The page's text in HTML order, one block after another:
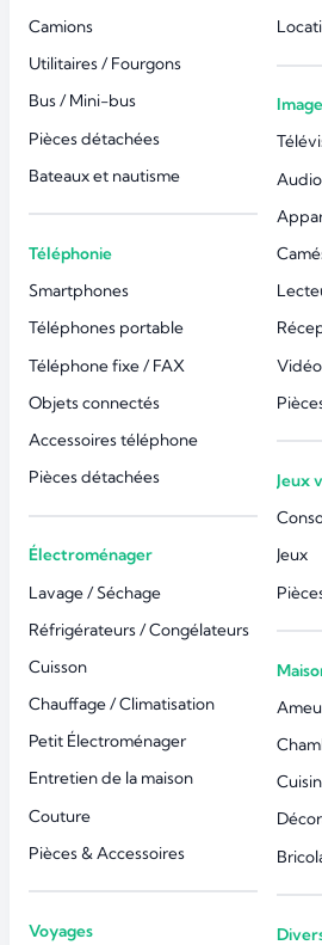
Camions
Utilitaires / Fourgons
Bus / Mini-bus
Pièces détachées
Bateaux et nautisme
Téléphonie
Smartphones
Téléphones portable
Téléphone fixe / FAX
Objets connectés
Accessoires téléphone
Pièces détachées
Électroménager
Lavage / Séchage
Réfrigérateurs / Congélateurs
Cuisson
Chauffage / Climatisation
Petit Électroménager
Entretien de la maison
Couture
Pièces & Accessoires
Voyages
Jeux
Jeux